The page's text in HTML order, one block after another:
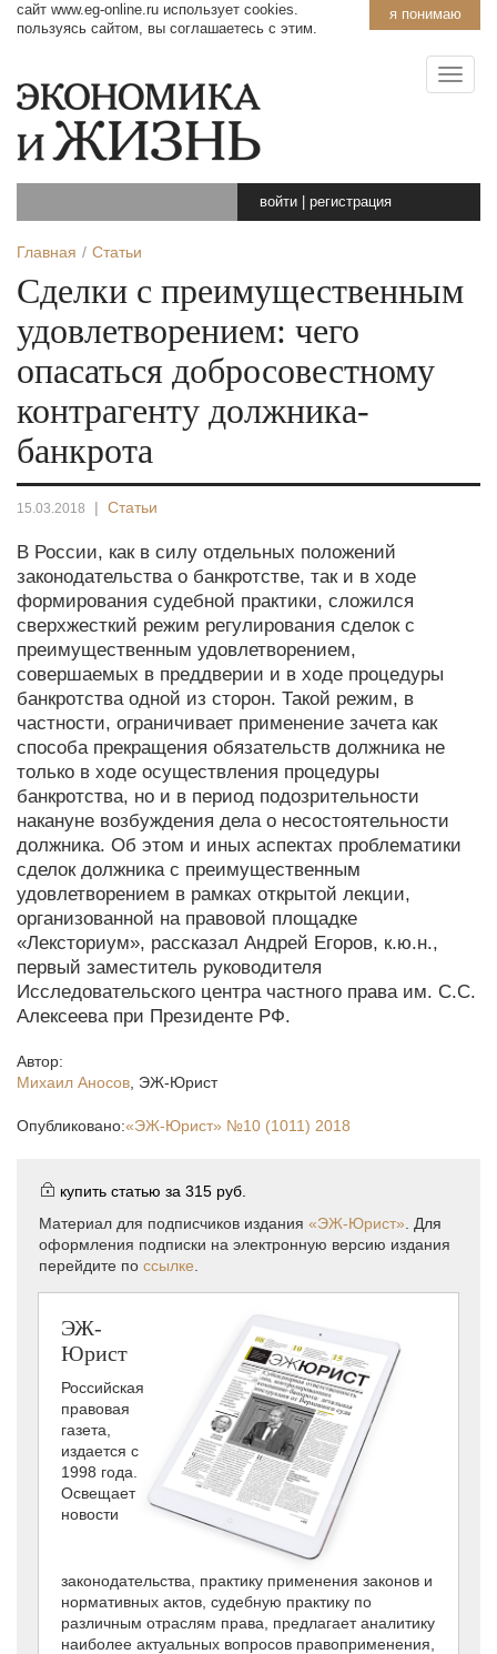
я понимаю
сайт www.eg-online.ru использует cookies.
пользуясь сайтом, вы соглашаетесь с этим.
войти регистрация
Главная Статьи
Сделки с преимущественным
удовлетворением: чего
опасаться добросовестному
контрагенту должника-
банкрота
15.03.2018 | Статьи
В России, как в силу отдельных положений
законодательства о банкротстве, так и в ходе
формирования судебной практики, сложился
сверхжесткий режим регулирования сделок с
преимущественным удовлетворением,
совершаемых в преддверии и в ходе процедуры
банкротства одной из сторон. Такой режим, в
частности, ограничивает применение зачета как
способа прекращения обязательств должника не
только в ходе осуществления процедуры
банкротства, но и в период подозрительности
накануне возбуждения дела о несостоятельности
должника. Об этом и иных аспектах проблематики
сделок должника с преимущественным
удовлетворением в рамках открытой лекции,
организованной на правовой площадке
«Лексториум», рассказал Андрей Егоров, к.ю.н.,
первый заместитель руководителя
Исследовательского центра частного права им. С.С.
Алексеева при Президенте РФ.
Автор:
Михаил Аносов ЭЖ-Юрист
Опубликовано:«ЭЖ-Юрист» №10 (1011) 2018
купить статью за 315 руб.
Материал для подписчиков издания «ЭЖ-Юрист» . Для
оформления подписки на электронную версию издания
перейдите по ссылке
ЭЖ-
Юрист
Российская
правовая
газета,
издается с
1998 года.
Освещает
новости
законодательства, практику применения законов и
нормативных актов, судебную практику по
различным отраслям права, предлагает аналитику
наиболее актуальных вопросов правоприменения,